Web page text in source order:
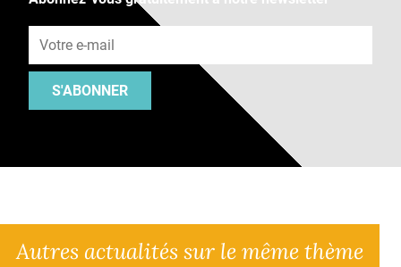
S'ABONNER
Autres actualités sur le même thème